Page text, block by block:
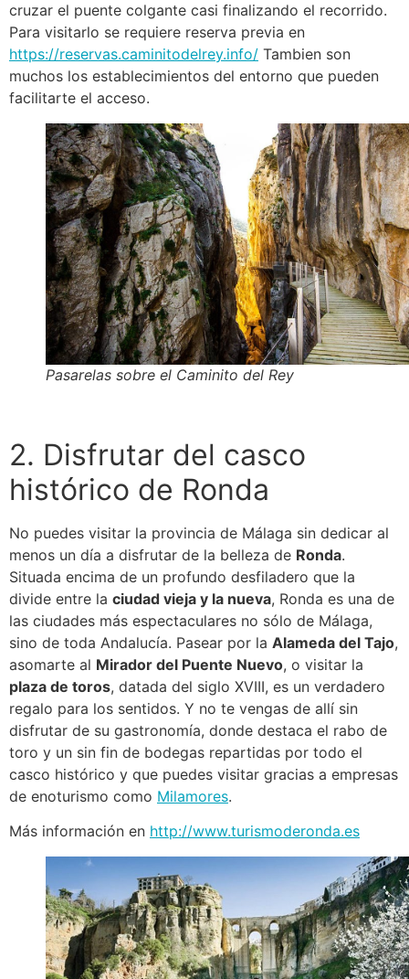
cruzar el puente colgante casi finalizando el recorrido.
Para visitarlo se requiere reserva previa en
https://reservas.caminitodelrey.info/ Tambien son
muchos los establecimientos del entorno que pueden
facilitarte el acceso.
Pasarelas sobre el Caminito del Rey
2. Disfrutar del casco
histórico de Ronda
No puedes visitar la provincia de Málaga sin dedicar al
menos un día a disfrutar de la belleza de Ronda.
Situada encima de un profundo desfiladero que la
divide entre la ciudad vieja y la nueva, Ronda es una de
las ciudades más espectaculares no sólo de Málaga,
sino de toda Andalucía. Pasear por la Alameda del Tajo,
asomarte al Mirador del Puente Nuevo, o visitar la
plaza de toros, datada del siglo XVIII, es un verdadero
regalo para los sentidos. Y no te vengas de allí sin
disfrutar de su gastronomía, donde destaca el rabo de
toro y un sin fin de bodegas repartidas por todo el
casco histórico y que puedes visitar gracias a empresas
de enoturismo como Milamores.
Más información en http://www.turismoderonda.es